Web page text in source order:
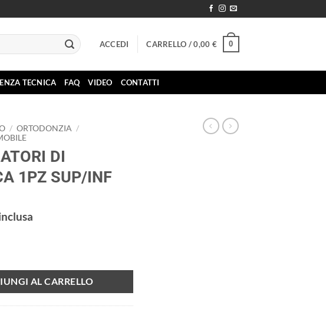
ACCEDI CARRELLO /0,00 € 0
TECNICA FAQ VIDEO CONTATTI
/ ORTODONZIA /
DI
1PZ SUP/INF
AL CARRELLO